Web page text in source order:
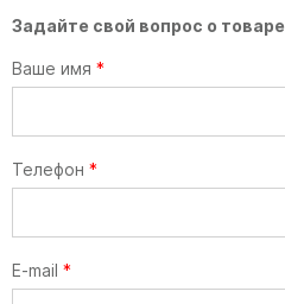
Задайте свой вопрос о товаре
Ваше имя *
Телефон *
E-mail *